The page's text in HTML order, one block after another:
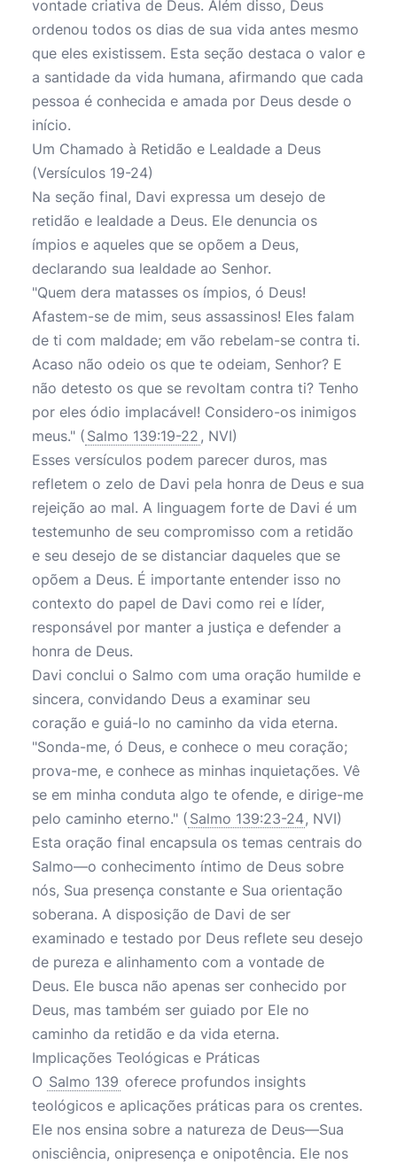
vontade criativa de Deus. Além disso, Deus
ordenou todos os dias de sua vida antes mesmo
que eles existissem. Esta seção destaca o valor e
a santidade da vida humana, afirmando que cada
pessoa é conhecida e amada por Deus desde o
início.
Um Chamado à Retidão e Lealdade a Deus
(Versículos 19-24)
Na seção final, Davi expressa um desejo de
retidão e lealdade a Deus. Ele denuncia os
ímpios e aqueles que se opõem a Deus,
declarando sua lealdade ao Senhor.
"Quem dera matasses os ímpios, ó Deus!
Afastem-se de mim, seus assassinos! Eles falam
de ti com maldade; em vão rebelam-se contra ti.
Acaso não odeio os que te odeiam, Senhor? E
não detesto os que se revoltam contra ti? Tenho
por eles ódio implacável! Considero-os inimigos
meus." ( Salmo 139:19-22 , NVI)
Esses versículos podem parecer duros, mas
refletem o zelo de Davi pela honra de Deus e sua
rejeição ao mal. A linguagem forte de Davi é um
testemunho de seu compromisso com a retidão
e seu desejo de se distanciar daqueles que se
opõem a Deus. É importante entender isso no
contexto do papel de Davi como rei e líder,
responsável por manter a justiça e defender a
honra de Deus.
Davi conclui o Salmo com uma oração humilde e
sincera, convidando Deus a examinar seu
coração e guiá-lo no caminho da vida eterna.
"Sonda-me, ó Deus, e conhece o meu coração;
prova-me, e conhece as minhas inquietações. Vê
se em minha conduta algo te ofende, e dirige-me
pelo caminho eterno." ( Salmo 139:23-24, NVI)
Esta oração final encapsula os temas centrais do
Salmo—o conhecimento íntimo de Deus sobre
nós, Sua presença constante e Sua orientação
soberana. A disposição de Davi de ser
examinado e testado por Deus reflete seu desejo
de pureza e alinhamento com a vontade de
Deus. Ele busca não apenas ser conhecido por
Deus, mas também ser guiado por Ele no
caminho da retidão e da vida eterna.
Implicações Teológicas e Práticas
O Salmo 139 oferece profundos insights
teológicos e aplicações práticas para os crentes.
Ele nos ensina sobre a natureza de Deus—Sua
onisciência, onipresença e onipotência. Ele nos